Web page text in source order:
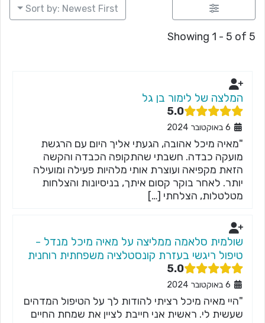
Showing 1 - 5 of 5
Sort by: Newest First
המלצה של לימור בן גל
5.0
6 באוקטובר 2024
"מאיה מיכל אהובה, הגעתי אליך היום עם הרגשת
מועקה כבדה. חשבתי שהתקופה הכבדה והקשה
הזאת מקפיאה ועוצרת אותי מלהיות פעילה ומועילה
יותר. לאחר בוקר קסום איתך, בניסיונות והצלחות
מטלטלות, הצלחתי […]
שולמית סלאמה ממליצה על מאיה מיכל מנדל -
טיפול ריגשי בעזרת קונסטלציה משפחתית רוחנית
5.0
6 באוקטובר 2024
"היי מאיה מיכל רציתי להודות לך על הטיפול המדהים
שעשית לי. ראשית אני חייבת לציין את שמחת החיים